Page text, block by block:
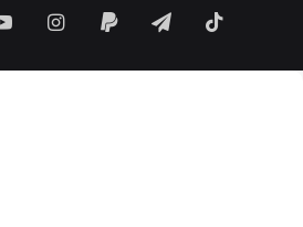
YouTubeInstagram
Paypal Telegram